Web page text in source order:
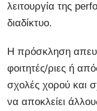
λειτουργία της
διαδίκτυο.
Η πρόσκληση
φοιτητές/ριες ή
σχολές χορού και
να αποκλείει